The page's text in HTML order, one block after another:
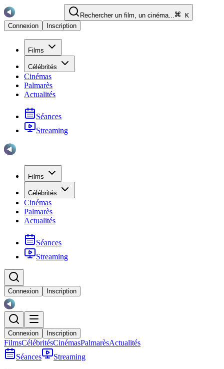
Rechercher un film, un cinéma...
K
Connexion
Inscription
Films
Célébrités
Cinémas
Palmarès
Actualités
Séances
Streaming
Films
Célébrités
Cinémas
Palmarès
Actualités
Séances
Streaming
Connexion Inscription
Connexion Inscription
FilmsCélébritésCinémasPalmarèsActualités
Séances
Streaming